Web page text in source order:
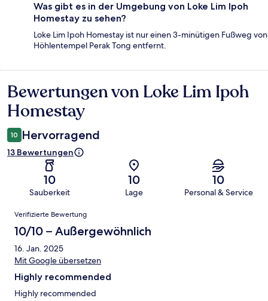
Was gibt es in der Umgebung von Loke Lim Ipoh
Homestay zu sehen?
Loke Lim Ipoh Homestay ist nur einen 3-minütigen Fußweg von
Höhlentempel Perak Tong entfernt.
Bewertungen
Bewertungen von Loke Lim Ipoh
Homestay
10 Hervorragend
13 Bewertungen
10
Sauberkeit
10
Lage
10
Personal & Service
Bewertungen
Verifizierte Bewertung
10/10 – Außergewöhnlich
16. Jan. 2025
Mit Google übersetzen
Highly recommended
Highly recommended